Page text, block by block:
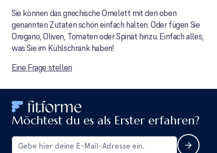
Sie können das griechische Omelett mit den oben
genannten Zutaten schön einfach halten. Oder fügen Sie
Oregano, Oliven, Tomaten oder Spinat hinzu. Einfach alles,
was Sie im Kühlschrank haben!
Eine Frage stellen
Möchtest du es als Erster erfahren?